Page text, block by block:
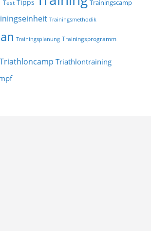
Test Tipps
Trainingscamp
Trainingsmethodik
Trainingsplanung Trainingsprogramm
Triathloncamp Triathlontraining